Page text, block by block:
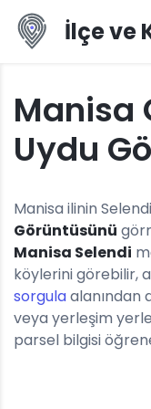
İlçe ve
Manisa
Uydu
Manisa ilinin
Görüntüsünü
Manisa Selendi
köylerini görebilir,
sorgulaalanından
veya yerleşim
parsel bilgisi